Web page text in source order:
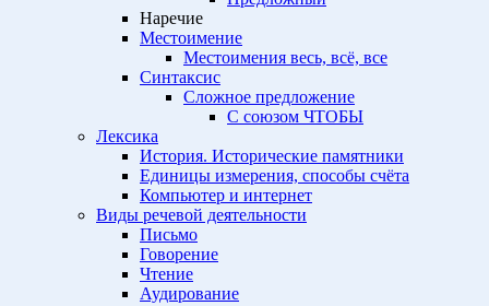
Наречие
Местоимение
Местоимения весь, всё, все
Синтаксис
Сложное предложение
С союзом ЧТОБЫ
Лексика
История. Исторические памятники
Единицы измерения, способы счёта
Компьютер и интернет
Виды речевой деятельности
Письмо
Говорение
Чтение
Аудирование